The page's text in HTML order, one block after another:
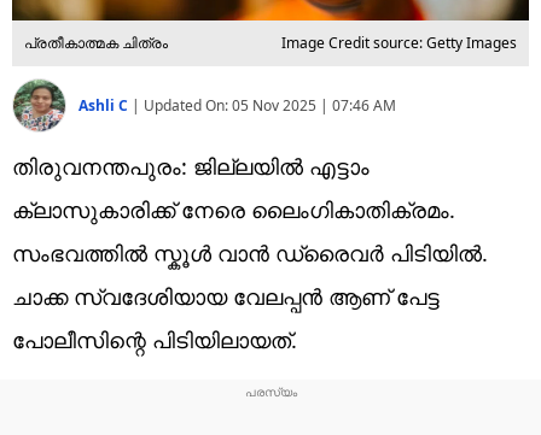
പ്രതീകാത്മക ചിത്രം Image Credit source: Getty Images
Ashli C | Updated On:05 Nov 2025 | 07:46 AM
തിരുവനന്തപുരം: ജില്ലയിൽ എട്ടാം
ക്ലാസുകാരിക്ക് നേരെ ലൈംഗികാതിക്രമം.
സംഭവത്തിൽ സ്കൂൾ വാൻ ഡ്രൈവർ പിടിയിൽ.
ചാക്ക സ്വദേശിയായ വേലപ്പൻ ആണ് പേട്ട
പോലീസിന്റെ പിടിയിലായത്.